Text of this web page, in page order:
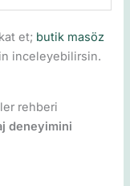
et; butik masöz
inceleyebilirsin.
rehberi
deneyimini